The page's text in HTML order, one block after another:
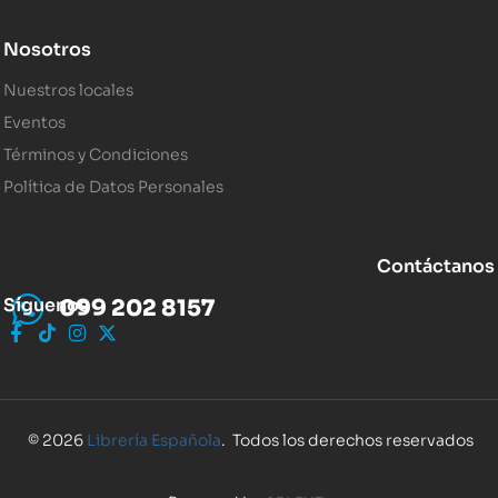
Nosotros
Nuestros locales
Eventos
Términos y Condiciones
Política de Datos Personales
Contáctanos
099 202 8157
Síguenos
© 2026 Librería Española. Todos los derechos reservados